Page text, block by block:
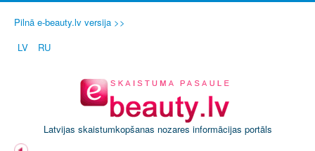
Pilnā e-beauty.lv versija >>
LV
RU
Latvijas skaistumkopšanas nozares informācijas portāls